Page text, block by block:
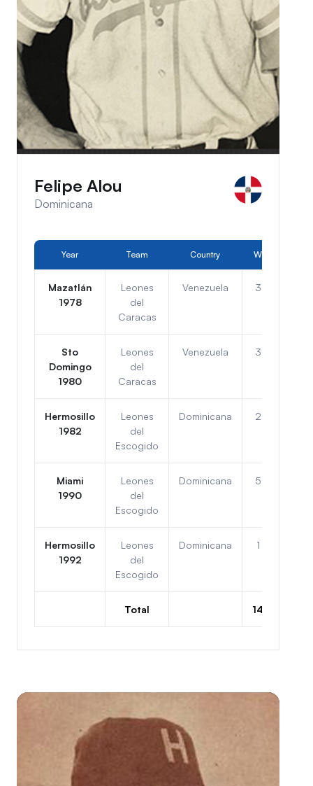
Felipe Alou
Dominicana
Year Team Country W
Mazatlán
1978
Leones
del
Caracas
Venezuela 3
Sto
Domingo
1980
Leones
del
Caracas
Venezuela 3
Hermosillo
1982
Leones
del
Escogido
Dominicana 2
Miami
1990
Leones
del
Escogido
Dominicana 5
Hermosillo
1992
Leones
del
Escogido
Dominicana 1
Total 14